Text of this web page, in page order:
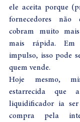
ele aceita porque
fornecedores não
cobram muito
mais rápida.
impulso, isso pode
quem vende.
Hoje mesmo,
estarrecida que
liquidificador ia
compra pela